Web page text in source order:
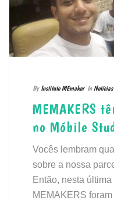
By Instituto MEmaker In Notícias
MEMAKERS
no Móbile
Vocês lembram
sobre a nossa
Então, nesta
MEMAKERS